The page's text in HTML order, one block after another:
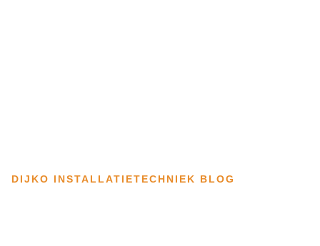
DIJKO INSTALLATIETECHNIEK BLOG